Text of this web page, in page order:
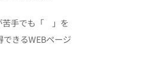
苦手でも「 」を
きるWEBページ